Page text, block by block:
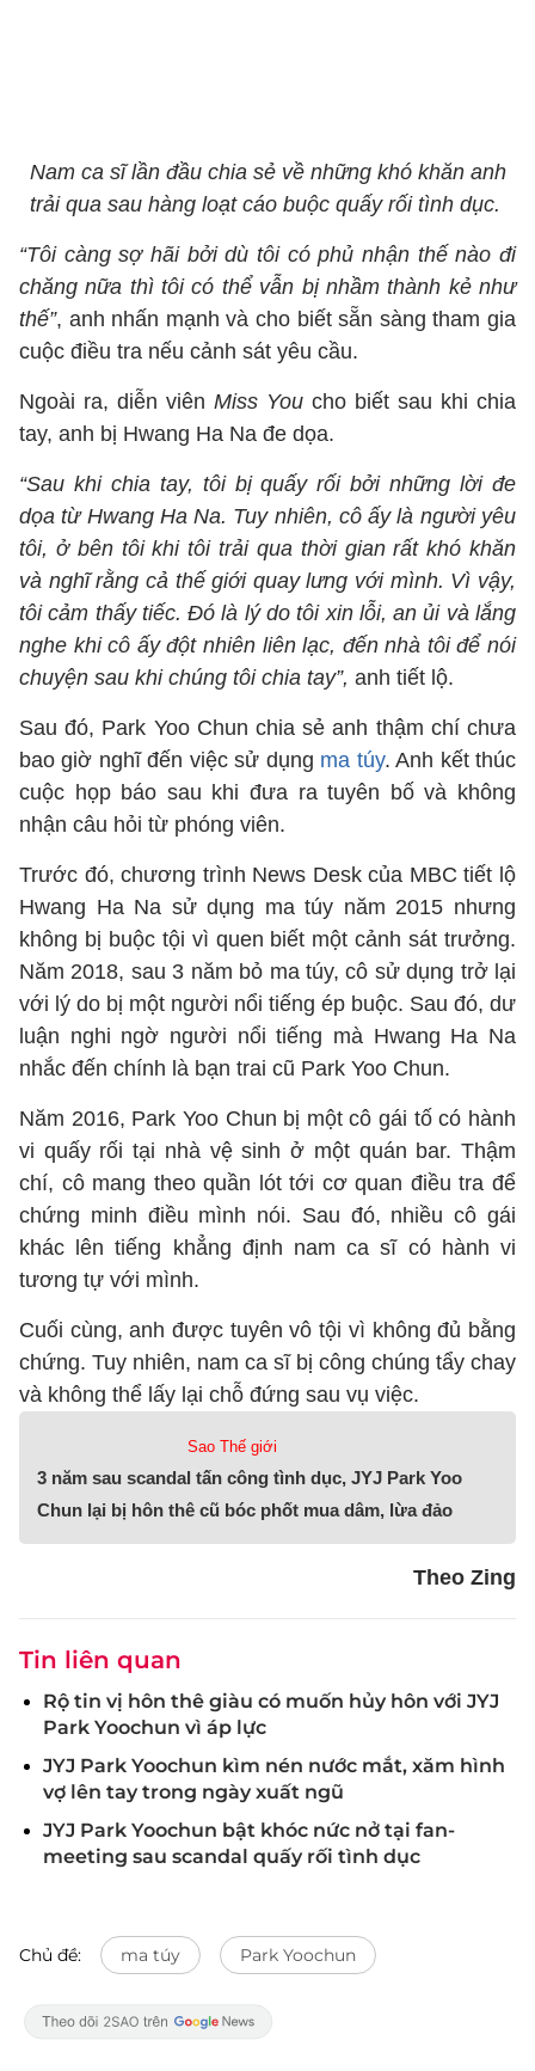
Nam ca sĩ lần đầu chia sẻ về những khó khăn anh
trải qua sau hàng loạt cáo buộc quấy rối tình dục.
“Tôi càng sợ hãi bởi dù tôi có phủ nhận thế nào đi
chăng nữa thì tôi có thể vẫn bị nhầm thành kẻ như
thế”, anh nhấn mạnh và cho biết sẵn sàng tham gia
cuộc điều tra nếu cảnh sát yêu cầu.
Ngoài ra, diễn viên Miss You cho biết sau khi chia
tay, anh bị Hwang Ha Na đe dọa.
“Sau khi chia tay, tôi bị quấy rối bởi những lời đe
dọa từ Hwang Ha Na. Tuy nhiên, cô ấy là người yêu
tôi, ở bên tôi khi tôi trải qua thời gian rất khó khăn
và nghĩ rằng cả thế giới quay lưng với mình. Vì vậy,
tôi cảm thấy tiếc. Đó là lý do tôi xin lỗi, an ủi và lắng
nghe khi cô ấy đột nhiên liên lạc, đến nhà tôi để nói
chuyện sau khi chúng tôi chia tay”, anh tiết lộ.
Sau đó, Park Yoo Chun chia sẻ anh thậm chí chưa
bao giờ nghĩ đến việc sử dụng ma túy. Anh kết thúc
cuộc họp báo sau khi đưa ra tuyên bố và không
nhận câu hỏi từ phóng viên.
Trước đó, chương trình News Desk của MBC tiết lộ
Hwang Ha Na sử dụng ma túy năm 2015 nhưng
không bị buộc tội vì quen biết một cảnh sát trưởng.
Năm 2018, sau 3 năm bỏ ma túy, cô sử dụng trở lại
với lý do bị một người nổi tiếng ép buộc. Sau đó, dư
luận nghi ngờ người nổi tiếng mà Hwang Ha Na
nhắc đến chính là bạn trai cũ Park Yoo Chun.
Năm 2016, Park Yoo Chun bị một cô gái tố có hành
vi quấy rối tại nhà vệ sinh ở một quán bar. Thậm
chí, cô mang theo quần lót tới cơ quan điều tra để
chứng minh điều mình nói. Sau đó, nhiều cô gái
khác lên tiếng khẳng định nam ca sĩ có hành vi
tương tự với mình.
Cuối cùng, anh được tuyên vô tội vì không đủ bằng
chứng. Tuy nhiên, nam ca sĩ bị công chúng tẩy chay
và không thể lấy lại chỗ đứng sau vụ việc.
Sao Thế giới
3 năm sau scandal tấn công tình dục, JYJ Park Yoo
Chun lại bị hôn thê cũ bóc phốt mua dâm, lừa đảo
Theo Zing
Tin liên quan
Rộ tin vị hôn thê giàu có muốn hủy hôn với JYJ
Park Yoochun vì áp lực
JYJ Park Yoochun kìm nén nước mắt, xăm hình
vợ lên tay trong ngày xuất ngũ
JYJ Park Yoochun bật khóc nức nở tại fan-
meeting sau scandal quấy rối tình dục
Chủ đề: ma túy Park Yoochun